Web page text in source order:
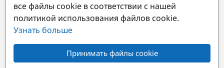
Популярные направления
все файлы cookie в соответствии с нашей
политикой использования файлов cookie.
Узнать больше
Принимать файлы cookie